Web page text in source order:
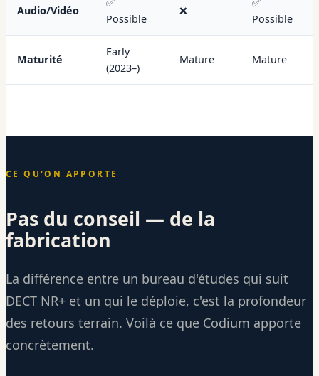
Audio/Vidéo
Possible
❌
Possible
Maturité
Early
(2023–)
Mature Mature
CE QU'ON APPORTE
Pas du conseil — de la
fabrication
La différence entre un bureau d'études qui suit
DECT NR+ et un qui le déploie, c'est la profondeur
des retours terrain. Voilà ce que Codium apporte
concrètement.